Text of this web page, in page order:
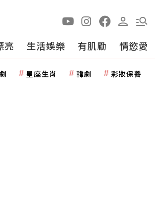
亮 生活娛樂 有肌勵 情慾愛
星座生肖 韓劇 彩妝保養